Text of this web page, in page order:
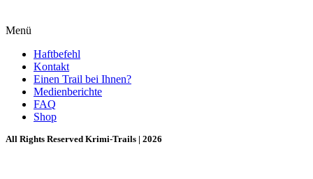
Menü
Haftbefehl
Kontakt
Einen Trail bei Ihnen?
Medienberichte
FAQ
Shop
All Rights Reserved Krimi-Trails | 2026